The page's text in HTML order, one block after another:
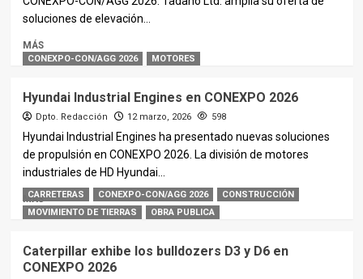
soluciones de elevación...
MÁS
CONEXPO-CON/AGG 2026 MOTORES
Hyundai Industrial Engines en CONEXPO 2026
Dpto. Redacción 12 marzo, 2026 598
Hyundai Industrial Engines ha presentado nuevas soluciones
de propulsión en CONEXPO 2026. La división de motores
industriales de HD Hyundai...
MÁS
CARRETERAS CONEXPO-CON/AGG 2026
CONSTRUCCIÓN
MOVIMIENTO DE TIERRAS
OBRA PUBLICA
Caterpillar exhibe los bulldozers D3 y D6 en
CONEXPO 2026